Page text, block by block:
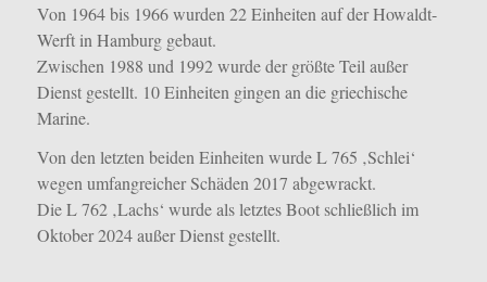
Von 1964 bis 1966 wurden 22 Einheiten auf der Howaldt-
Werft in Hamburg gebaut.
Zwischen 1988 und 1992 wurde der größte Teil außer
Dienst gestellt. 10 Einheiten gingen an die griechische
Marine.
Von den letzten beiden Einheiten wurde L 765 ‚Schlei‘
wegen umfangreicher Schäden 2017 abgewrackt.
Die L 762 ‚Lachs‘ wurde als letztes Boot schließlich im
Oktober 2024 außer Dienst gestellt.